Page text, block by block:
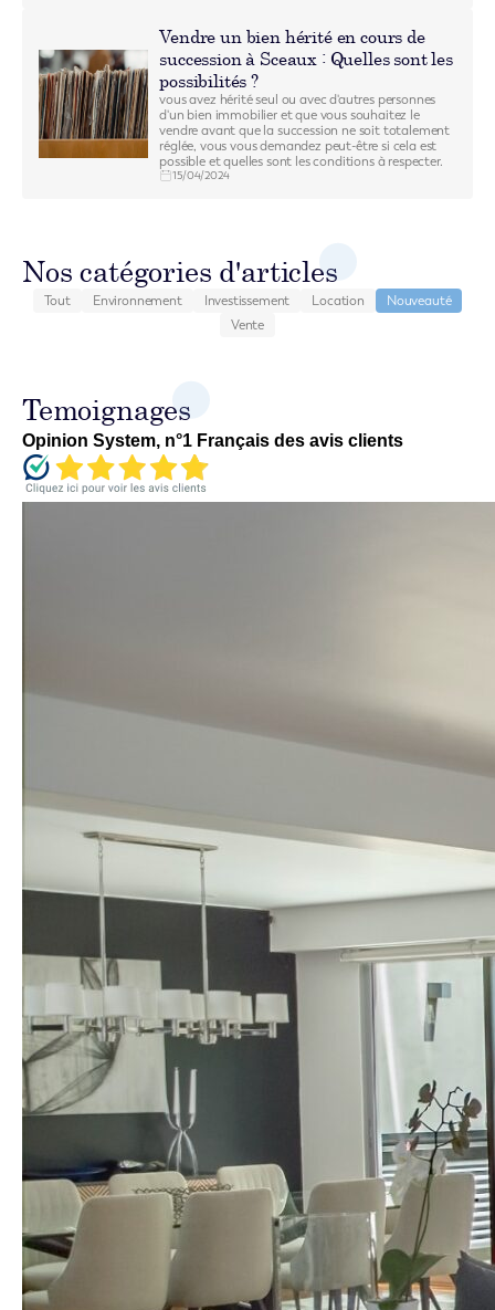
Vendre un bien hérité en cours de
succession à Sceaux : Quelles sont les
possibilités ?
vous avez hérité seul ou avec d'autres personnes
d'un bien immobilier et que vous souhaitez le
vendre avant que la succession ne soit totalement
réglée, vous vous demandez peut-être si cela est
possible et quelles sont les conditions à respecter.
15/04/2024
Nos catégories d'articles
Tout Environnement Investissement Location
Nouveauté
Vente
Temoignages
Opinion System, n°1 Français des avis clients